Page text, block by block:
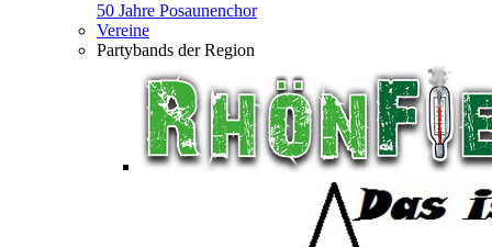
50 Jahre Posaunenchor
Vereine
Partybands der Region